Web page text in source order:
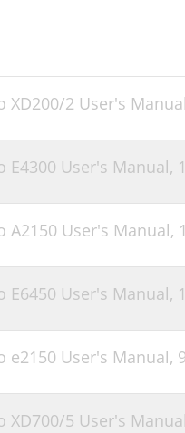
XD200/2 User's
E4300 User's Manual,
A2150 User's Manual,
E6450 User's Manual,
e2150 User's Manual,
XD700/5 User's